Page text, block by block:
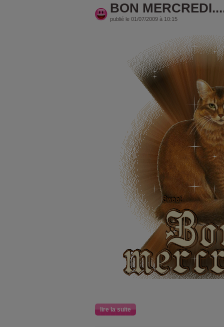
BON
publié le 01/07/2009 à 10:15
lire la suite